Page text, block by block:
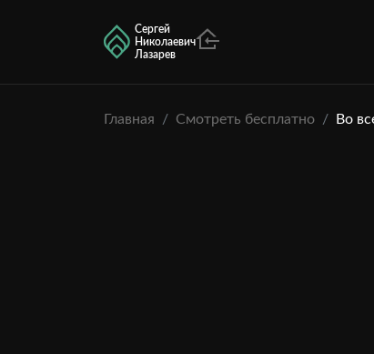
Сергей
Николаевич
Лазарев
Главная Смотреть бесплатно Во